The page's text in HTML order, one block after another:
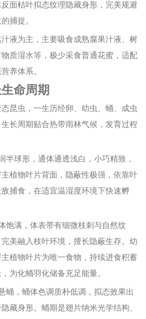
面枯叶拟态纹理隐藏身形，完美规避
捕捉。
液为主，主要吸食成熟腐果汁液、树
质湿水等，极少采食普通花蜜，适配
养体系。
命周期
昆虫，一生历经卵、幼虫、蛹、成虫
长周期贴合热带雨林气候，发育过程
半球形，通体通透浅白，小巧精致，
植物叶片背面，隐蔽性极强，依靠叶
捕食，在适宜温湿度环境下快速孵
饱满，体表带有细微枝刺与自然纹
美融入枝叶环境，擅长隐蔽生存。幼
植物叶片为唯一食物，持续进食积蓄
为化蛹羽化储备充足能量。
蛹，蛹体色调质朴低调，拟态效果出
藏身形。蛹期是翅片纳米光学结构、